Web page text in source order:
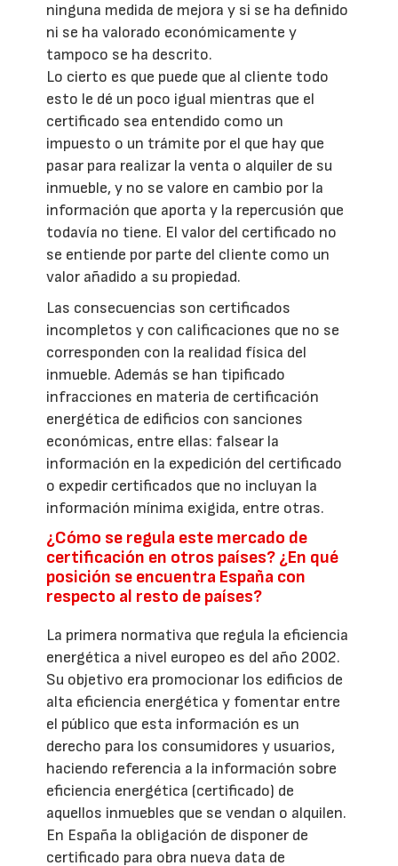
ninguna medida de mejora y si se ha definido
ni se ha valorado económicamente y
tampoco se ha descrito.
Lo cierto es que puede que al cliente todo
esto le dé un poco igual mientras que el
certificado sea entendido como un
impuesto o un trámite por el que hay que
pasar para realizar la venta o alquiler de su
inmueble, y no se valore en cambio por la
información que aporta y la repercusión que
todavía no tiene. El valor del certificado no
se entiende por parte del cliente como un
valor añadido a su propiedad.
Las consecuencias son certificados
incompletos y con calificaciones que no se
corresponden con la realidad física del
inmueble. Además se han tipificado
infracciones en materia de certificación
energética de edificios con sanciones
económicas, entre ellas: falsear la
información en la expedición del certificado
o expedir certificados que no incluyan la
información mínima exigida, entre otras.
¿Cómo se regula este mercado de
certificación en otros países? ¿En qué
posición se encuentra España con
respecto al resto de países?
La primera normativa que regula la eficiencia
energética a nivel europeo es del año 2002.
Su objetivo era promocionar los edificios de
alta eficiencia energética y fomentar entre
el público que esta información es un
derecho para los consumidores y usuarios,
haciendo referencia a la información sobre
eficiencia energética (certificado) de
aquellos inmuebles que se vendan o alquilen.
En España la obligación de disponer de
certificado para obra nueva data de